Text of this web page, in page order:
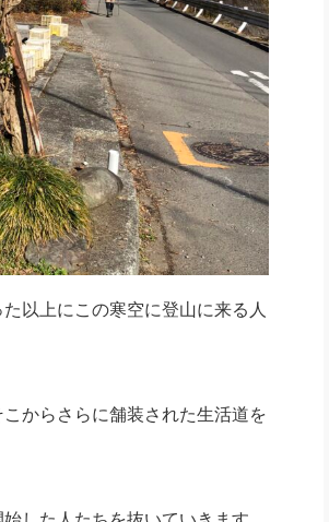
以上にこの寒空に登山に来る人
からさらに舗装された生活道を